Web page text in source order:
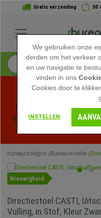
Gratis verzending 30
Profiteer van de
Exclusieve kortingen
bureaustoelpro Bureaustoelen
Nieuwigheid
Directiestoel CASTI,
Vulling, in Stof, Kleur
We gebruiken onze
derden om het verkeer
en uw navigatie te
vinden in ons
Cookies door te
INSTELLEN